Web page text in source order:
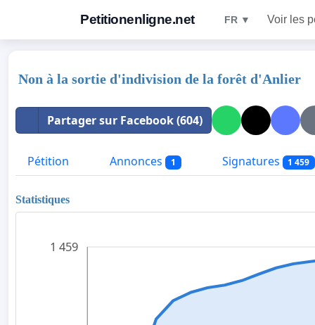
Petitionenligne.net FR ▼ Voir les
Non à la sortie d'indivision de la forêt d'Anlier
Partager sur Facebook (604)
Pétition Annonces 1 Signatures 1 459
Statistiques
1 459